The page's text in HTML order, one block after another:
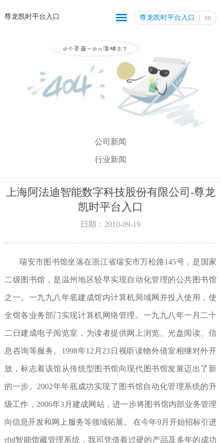
尊龙凯时平台入口 尊龙凯时平台入口 en
公司新闻
行业新闻
上海阿法迪智能数字科技股份有限公司-尊龙
凯时平台入口
日期：2010-09-19
瑞安市图书馆坐落在浙江省瑞安市万松路145号，是国家
二级图书馆，是温州地区较早实现自动化管理的公共图书馆
之一。一九九八年底建成馆内计算机局域网并投入使用，使
全馆各业务部门实现计算机网络管理。一九九八年一月二十
二日建成电子阅览室，为读者提供网上浏览、光盘阅读、信
息咨询等服务。1998年12月23日视听读物外借室相继对外开
放，标志着该馆从传统型图书馆向现代图书馆发展迈出了新
的一步。2002年年底成功实现了图书馆自动化管理系统的升
级工作，2006年3月建成网站，进一步将图书馆内部业务管理
向信息开发和网上服务等领域拓展。 在今年9月开始招标引进
rfid智能馆藏管理系统，我司凭借着过硬的产品及多年的成功